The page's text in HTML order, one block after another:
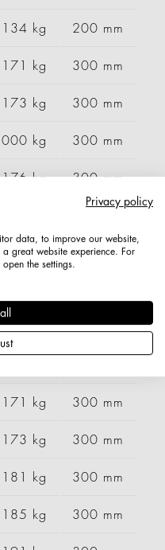
kg 200 mm
kg 300 mm
kg 300 mm
kg 300 mm
kg 300 mm
kg 300 mm
kg 300 mm
kg 300 mm
kg 300 mm
kg 300 mm
kg 300 mm
Privacy policy
data, to improve our website,
great website experience. For
the settings.